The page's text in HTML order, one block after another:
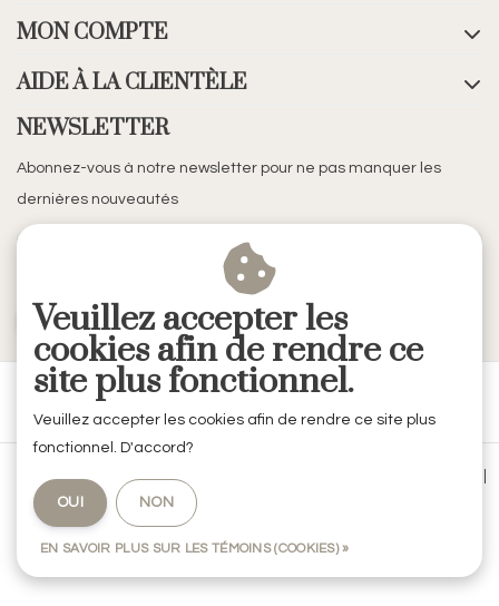
MON COMPTE
AIDE À LA CLIENTÈLE
NEWSLETTER
Abonnez-vous à notre newsletter pour ne pas manquer les
dernières nouveautés
S'ABONNER
Conditions générales de vente
Politique de confidentialité
© Copyright 2026 - RVE Décoration by Codes Intérieurs | Realisatie
Veuillez accepter les
cookies afin de rendre ce
site plus fonctionnel.
Veuillez accepter les cookies afin de rendre ce site plus
fonctionnel. D'accord?
OUI NON
EN SAVOIR PLUS SUR LES TÉMOINS (COOKIES) »